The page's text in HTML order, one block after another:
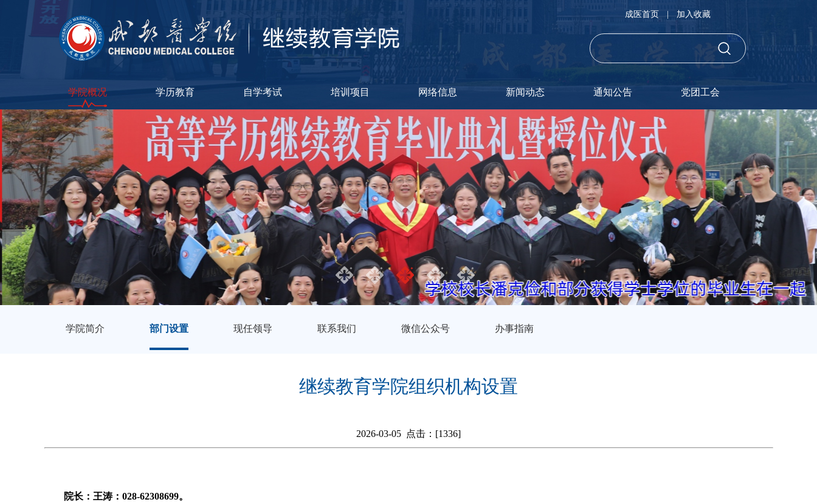
成医首页 加入收藏
学院概况 学历教育 自学考试 培训项目 网络信息 新闻动态 通知公告 党团工会
学院简介 部门设置 现任领导 联系我们 微信公众号 办事指南
继续教育学院组织机构设置
2026-03-05 点击：[1336]
院长：王涛： 028-62308699。